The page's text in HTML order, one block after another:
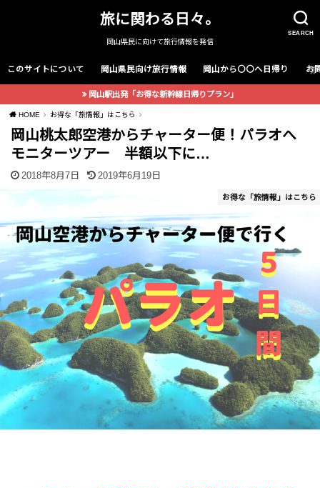
SEARCH
旅に関わる日々。
岡山県民に向けて旅行情報を発信
このサイトについて 岡山県民向け旅行情報 岡山から〇〇へ日帰り お
岡山駅出発「お得な新幹線日帰りプラン」
HOME お得な「旅情報」はこちら
岡山桃太郎空港からチャーター便！パラオへ
モニターツアー 半額以下に…
2018年8月7日 2019年6月19日
お得な「旅情報」はこちら